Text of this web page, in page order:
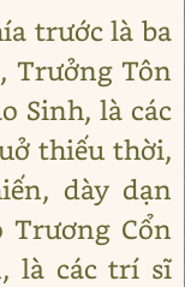
trước là ba
Trưởng Tôn
Sinh, là các
thiếu thời,
dày dạn
Trương Cổn
là các trí sĩ